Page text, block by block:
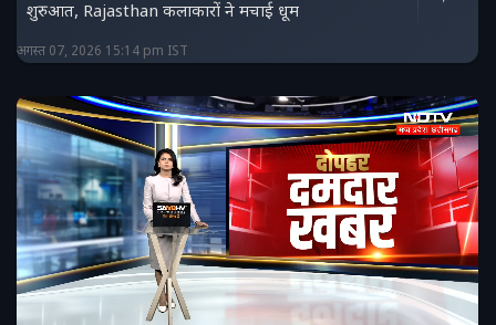
शुरुआत, Rajasthan कलाकारों ने मचाई धूम
अगस्त 07, 2026 15:14 pm IST